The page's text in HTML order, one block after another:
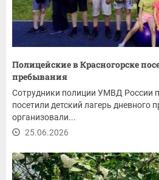
Полицейские в Красногорске
пребывания
Сотрудники полиции УМВД России
посетили детский лагерь дневного
организовали...
25.06.2026